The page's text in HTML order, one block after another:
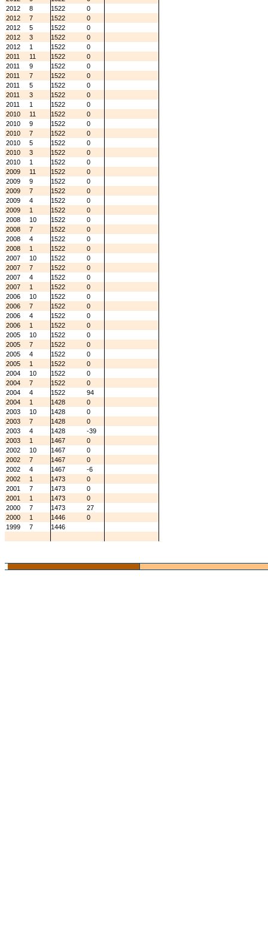
2012
8 1522
0
2012
7 1522
0
2012
5 1522
0
2012
3 1522
0
2012
1 1522
0
2011
11 1522
0
2011
9 1522
0
2011
7 1522
0
2011
5 1522
0
2011
3 1522
0
2011
1 1522
0
2010
11 1522
0
2010
9 1522
0
2010
7 1522
0
2010
5 1522
0
2010
3 1522
0
2010
1 1522
0
2009
11 1522
0
2009
9 1522
0
2009
7 1522
0
2009
4 1522
0
2009
1 1522
0
2008
10 1522
0
2008
7 1522
0
2008
4 1522
0
2008
1 1522
0
2007
10 1522
0
2007
7 1522
0
2007
4 1522
0
2007
1 1522
0
2006
10 1522
0
2006
7 1522
0
2006
4 1522
0
2006
1 1522
0
2005
10 1522
0
2005
7 1522
0
2005
4 1522
0
2005
1 1522
0
2004
10 1522
0
2004
7 1522
0
2004
4 1522
94
2004
1 1428
0
2003
10 1428
0
2003
7 1428
0
2003
4 1428
-39
2003
1 1467
0
2002
10 1467
0
2002
7 1467
0
2002
4 1467
-6
2002
1 1473
0
2001
7 1473
0
2001
1 1473
0
2000
7 1473
27
2000
1 1446
0
1999
7 1446